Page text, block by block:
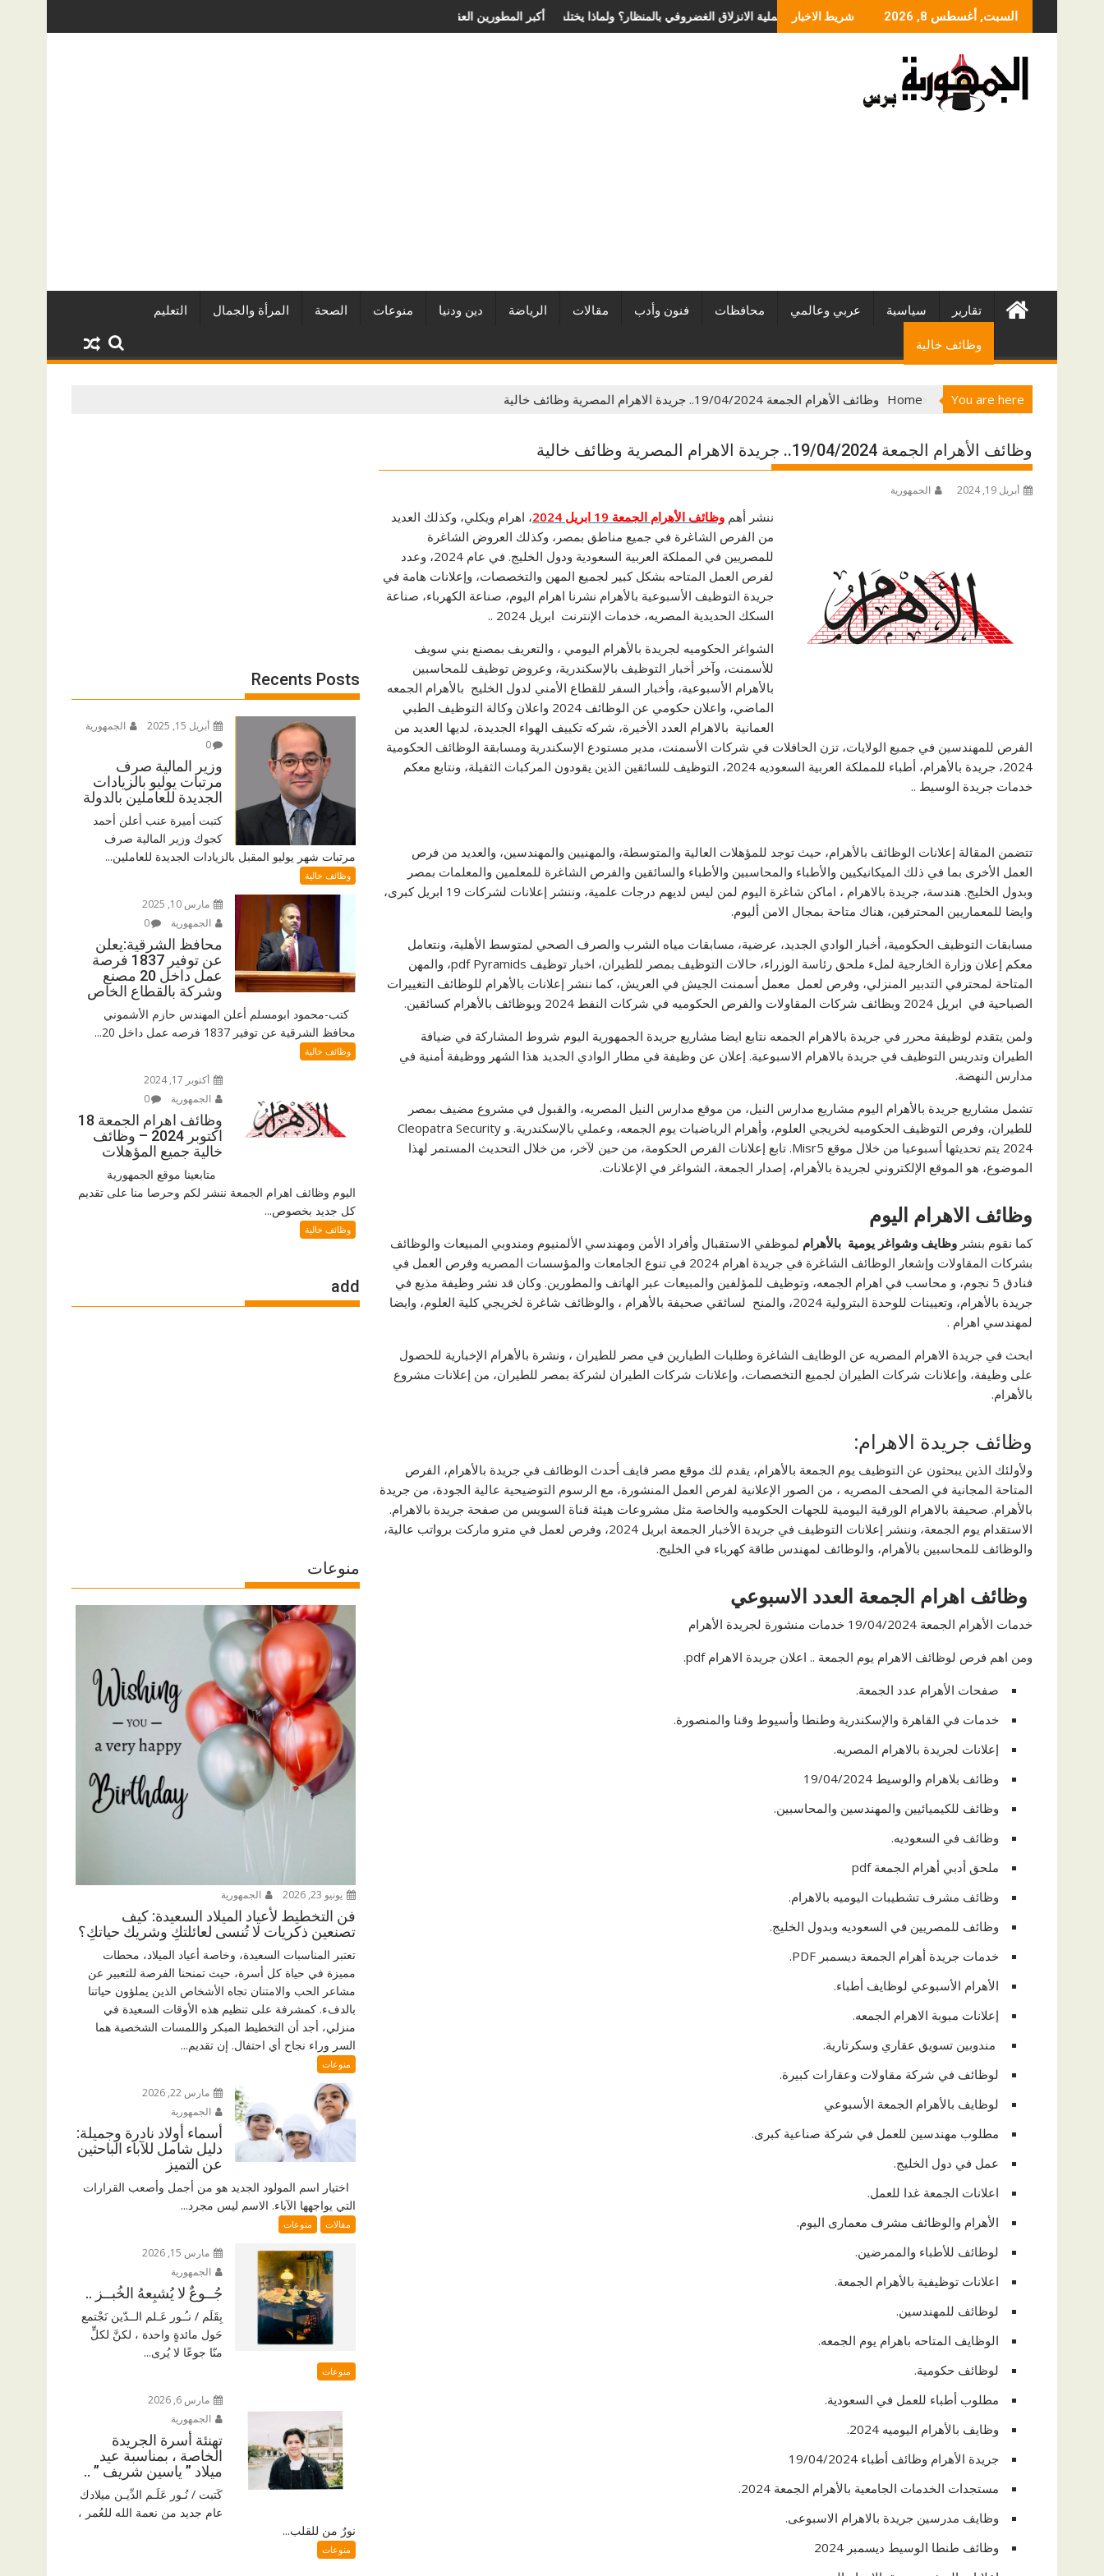
to
السبت, أغسطس 8, 2026 شريط الاخبار ما الذي يحدد سعر عملية الانزلاق الغضروفي بالمنظار؟ ولماذا يختلف من مريض لآخر؟
تقارير سياسية عربي وعالمي محافظات فنون وأدب مقالات الرياضة دين ودنيا منوعات الصحة المرأة والجمال التعليم
وظائف خالية
You are here
Home وظائف الأهرام الجمعة 19/04/2024.. جريدة الاهرام المصرية وظائف خالية
وظائف الأهرام الجمعة 19/04/2024.. جريدة الاهرام المصرية وظائف خالية
أبريل 19, 2024 الجمهورية
ننشر أهم وظائف الأهرام الجمعة 19 ابريل 2024
، اهرام ويكلي، وكذلك العديد
من الفرص الشاغرة في جميع مناطق بمصر، وكذلك العروض الشاغرة
للمصريين في المملكة العربية السعودية ودول الخليج. في عام 2024، وعدد
لفرص العمل المتاحه بشكل كبير لجميع المهن والتخصصات، وإعلانات هامة في
جريدة التوظيف الأسبوعية بالأهرام نشرنا اهرام اليوم، صناعة الكهرباء، صناعة
السكك الحديدية المصريه، خدمات الإنترنت ابريل 2024 ..
الشواغر الحكوميه لجريدة بالأهرام اليومي ، والتعريف بمصنع بني سويف
للأسمنت، وآخر أخبار التوظيف بالإسكندرية، وعروض توظيف للمحاسبين
بالأهرام الأسبوعية، وأخبار السفر للقطاع الأمني ​​لدول الخليج بالأهرام الجمعه
الماضي، واعلان حكومي عن الوظائف 2024 واعلان وكالة التوظيف الطبي
العمانية بالاهرام العدد الأخيرة، شركه تكييف الهواء الجديدة، لديها العديد من
الفرص للمهندسين في جميع الولايات، تزن الحافلات في شركات الأسمنت، مدير مستودع الإسكندرية ومسابقة الوظائف الحكومية
2024، جريدة بالأهرام، أطباء للمملكة العربية السعوديه 2024، التوظيف للسائقين الذين يقودون المركبات الثقيلة، ونتابع معكم
خدمات جريدة الوسيط ..
تتضمن المقالة إعلانات الوظائف بالأهرام، حيث توجد للمؤهلات العالية والمتوسطة، والمهنيين والمهندسين، والعديد من فرص
العمل الأخرى بما في ذلك الميكانيكيين والأطباء والمحاسبين والأطباء والسائقين والفرص الشاغرة للمعلمين والمعلمات بمصر
وبدول الخليج. هندسة، جريدة بالاهرام ، اماكن شاغرة اليوم لمن ليس لديهم درجات علمية، وننشر إعلانات لشركات 19 ابريل كبرى،
وايضا للمعماريين المحترفين، هناك متاحة بمجال الامن أليوم.
مسابقات التوظيف الحكومية، أخبار الوادي الجديد، عرضية، مسابقات مياه الشرب والصرف الصحي لمتوسط ​​الأهلية، ونتعامل
معكم إعلان وزارة الخارجية لملء ملحق رئاسة الوزراء، حالات التوظيف بمصر للطيران، اخبار توظيف pdf Pyramids، والمهن
المتاحة لمحترفي التدبير المنزلي، وفرص لعمل معمل أسمنت الجيش في العريش، كما ننشر إعلانات بالأهرام للوظائف التغييرات
الصباحية في ابريل 2024 وبظائف شركات المقاولات والفرص الحكوميه في شركات النفط 2024 وبوظائف بالأهرام كسائقين.
ولمن يتقدم لوظيفة محرر في جريدة بالاهرام الجمعه نتابع ايضا مشاريع جريدة الجمهورية اليوم شروط المشاركة في ضيافة
الطيران وتدريس التوظيف في جريدة بالاهرام الاسبوعية. إعلان عن وظيفة في مطار الوادي الجديد هذا الشهر ووظيفة أمنية في
مدارس النهضة.
تشمل مشاريع جريدة بالأهرام اليوم مشاريع مدارس النيل، من موقع مدارس النيل المصريه، والقبول في مشروع مضيف بمصر
للطيران، وفرص التوظيف الحكوميه لخريجي العلوم، وأهرام الرياضيات يوم الجمعه، وعملي بالإسكندرية. و Cleopatra Security
2024 يتم تحديثها أسبوعيا من خلال موقع Misr5. تابع إعلانات الفرص الحكومة، من حين لآخر، من خلال التحديث المستمر لهذا
الموضوع، هو الموقع الإلكتروني لجريدة بالأهرام، إصدار الجمعة، الشواغر في الإعلانات.
وظائف الاهرام اليوم
كما نقوم بنشر وظايف وشواغر يومية بالأهرام لموظفي الاستقبال وأفراد الأمن ومهندسي الألمنيوم ومندوبي المبيعات والوظائف
بشركات المقاولات وإشعار الوظائف الشاغرة في جريدة اهرام 2024 في تنوع الجامعات والمؤسسات المصريه وفرص العمل في
فنادق 5 نجوم، و محاسب في اهرام الجمعه، وتوظيف للمؤلفين والمبيعات عبر الهاتف والمطورين. وكان قد نشر وظيفة مذيع في
جريدة بالأهرام، وتعيينات للوحدة البترولية 2024، والمنح لسائقي صحيفة بالأهرام ، والوظائف شاغرة لخريجي كلية العلوم، وايضا
لمهندسي اهرام .
ابحث في جريدة الاهرام المصريه عن الوظايف الشاغرة وطلبات الطيارين في مصر للطيران ، ونشرة بالأهرام الإخبارية للحصول
على وظيفة، وإعلانات شركات الطيران لجميع التخصصات، وإعلانات شركات الطيران لشركة بمصر للطيران، من إعلانات مشروع
بالأهرام.
وظائف جريدة الاهرام:
ولأولئك الذين يبحثون عن التوظيف يوم الجمعة بالأهرام، يقدم لك موقع مصر فايف أحدث الوظائف في جريدة بالأهرام، الفرص
المتاحة المجانية في الصحف المصريه ، من الصور الإعلانية لفرص العمل المنشورة، مع الرسوم التوضيحية عالية الجودة، من جريدة
بالأهرام. صحيفة بالاهرام الورقية اليومية للجهات الحكوميه والخاصة مثل مشروعات هيئة قناة السويس من صفحة جريدة بالاهرام.
الاستقدام يوم الجمعة، وننشر إعلانات التوظيف في جريدة الأخبار الجمعة ابريل 2024، وفرص لعمل في مترو ماركت برواتب عالية،
والوظائف للمحاسبين بالأهرام، والوظائف لمهندس طاقة كهرباء في الخليج.
وظائف اهرام الجمعة العدد الاسبوعي
خدمات الأهرام الجمعة 19/04/2024 خدمات منشورة لجريدة الأهرام
ومن اهم فرص لوظائف الاهرام يوم الجمعة .. اعلان جريدة الاهرام pdf.
صفحات الأهرام عدد الجمعة.
خدمات في القاهرة والإسكندرية وطنطا وأسيوط وقنا والمنصورة.
إعلانات لجريدة بالاهرام المصريه.
وظائف بلاهرام والوسيط 19/04/2024
وظائف للكيميائيين والمهندسين والمحاسبين.
وظائف في السعوديه.
ملحق أدبي أهرام الجمعة pdf
وظائف مشرف تشطيبات اليوميه بالاهرام.
وظائف للمصريين في السعوديه وبدول الخليج.
خدمات جريدة أهرام الجمعة ديسمبر PDF.
الأهرام الأسبوعي لوظايف أطباء.
إعلانات مبوبة الاهرام الجمعه.
مندوبين تسويق عقاري وسكرتارية.
لوظائف في شركة مقاولات وعقارات كبيرة.
لوظايف بالأهرام الجمعة الأسبوعي
مطلوب مهندسين للعمل في شركة صناعية كبرى.
عمل في دول الخليج.
اعلانات الجمعة غدا للعمل.
الأهرام والوظائف مشرف معمارى اليوم.
لوظائف للأطباء والممرضين.
اعلانات توظيفية بالأهرام الجمعة.
لوظائف للمهندسين.
الوظايف المتاحه باهرام يوم الجمعه.
لوظائف حكومية.
مطلوب أطباء للعمل في السعودية.
وظايف بالأهرام اليوميه 2024.
جريدة الأهرام وظائف أطباء 19/04/2024
مستجدات الخدمات الجامعية بالأهرام الجمعة 2024.
وظايف مدرسين جريدة بالاهرام الاسبوعى.
وظائف طنطا الوسيط ديسمبر 2024
Recents Posts
أبريل 15, 2025
الجمهورية
0
وزير المالية صرف
مرتبات يوليو بالزيادات
الجديدة للعاملين بالدولة
كتبت أميرة عنب أعلن أحمد
كجوك وزير المالية صرف
مرتبات شهر يوليو المقبل بالزيادات الجديدة للعاملين...
وظائف خالية
مارس 10, 2025
الجمهورية
0
محافظ الشرقية:يعلن
عن توفير 1837 فرصة
عمل داخل 20 مصنع
وشركة بالقطاع الخاص
كتب-محمود ابومسلم أعلن المهندس حازم الأشموني
محافظ الشرقية عن توفير 1837 فرصه عمل داخل 20...
وظائف خالية
أكتوبر 17, 2024
الجمهورية
0
وظائف اهرام الجمعة 18
اكتوبر 2024 – وظائف
خالية جميع المؤهلات
متابعينا موقع الجمهورية
اليوم وظائف اهرام الجمعة ننشر لكم وحرصا منا على تقديم
كل جديد بخصوص...
وظائف خالية
add
منوعات
يونيو 23, 2026 الجمهورية
فن التخطيط لأعياد الميلاد السعيدة: كيف
تصنعين ذكريات لا تُنسى لعائلتكِ وشريك حياتكِ؟
تعتبر المناسبات السعيدة، وخاصة أعياد الميلاد، محطات
مميزة في حياة كل أسرة، حيث تمنحنا الفرصة للتعبير عن
مشاعر الحب والامتنان تجاه الأشخاص الذين يملؤون حياتنا
بالدفء. كمشرفة على تنظيم هذه الأوقات السعيدة في
منزلي، أجد أن التخطيط المبكر واللمسات الشخصية هما
السر وراء نجاح أي احتفال. إن تقديم...
منوعات
مارس 22, 2026
الجمهورية
أسماء أولاد نادرة وجميلة:
دليل شامل للآباء الباحثين
عن التميز
اختيار اسم المولود الجديد هو من أجمل وأصعب القرارات
التي يواجهها الآباء. الاسم ليس مجرد...
مقالات منوعات
مارس 15, 2026
الجمهورية
جُــوعٌ لا يُشبِعهُ الخُبــز ..
بِقَلَم / نـُـور عَـلم الــدّين نَجْتمع
حَول مائدةٍ واحدة ، لكنَّ لكلٍّ
منّا جوعًا لا يُرى...
منوعات
مارس 6, 2026
الجمهورية
تهنئة أسرة الجريدة
الخاصة ، بمناسبة عيد
ميلاد ” ياسين شريف ” ..
كَتبت / نُـور عَلَـم الدِّيـن ميلادك
عام جديد من نعمة الله للعُمر ،
نورٌ من للقلب...
منوعات